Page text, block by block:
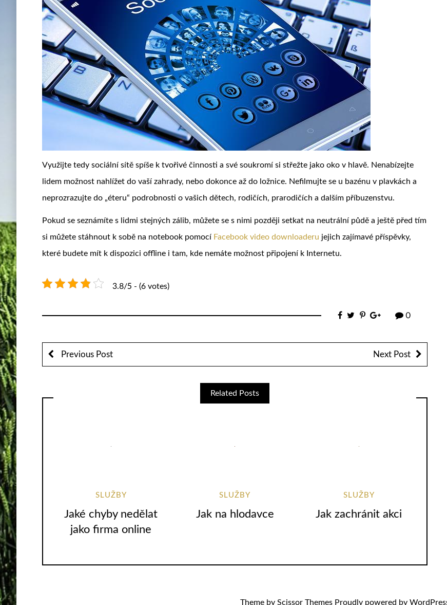
Využijte tedy sociální sítě spíše k tvořivé činnosti a své soukromí si střežte jako oko v hlavě. Nenabízejte
lidem možnost nahlížet do vaší zahrady, nebo dokonce až do ložnice. Nefilmujte se u bazénu v plavkách a
neprozrazujte do „éteru“ podrobnosti o vašich dětech, rodičích, prarodičích a dalším příbuzenstvu.
Pokud se seznámíte s lidmi stejných zálib, můžete se s nimi později setkat na neutrální půdě a ještě před tím
si můžete stáhnout k sobě na notebook pomocí Facebook video downloaderu jejich zajímavé příspěvky,
které budete mít k dispozici offline i tam, kde nemáte možnost připojení k Internetu.
3.8/5 - (6 votes)
0
Previous Post Next Post
Related Posts
SLUŽBY
Jaké chyby nedělat
jako firma online
SLUŽBY
Jak na hlodavce
SLUŽBY
Jak zachránit akci
Theme by Scissor Themes Proudly powered by